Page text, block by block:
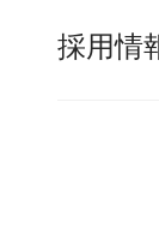
採用情